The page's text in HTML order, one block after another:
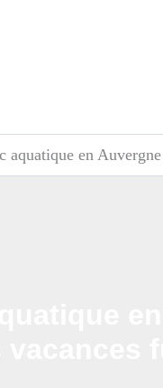
aquatique en